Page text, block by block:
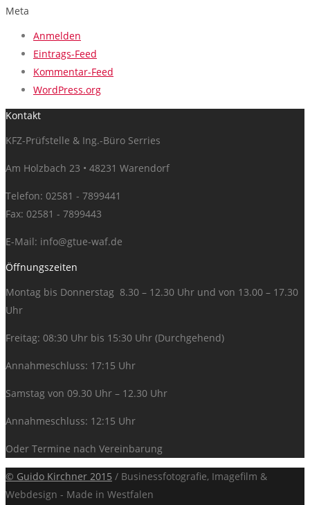
Meta
Anmelden
Eintrags-Feed
Kommentar-Feed
WordPress.org
Kontakt
KFZ-Prüfstelle & Ing.-Büro Serries
Am Holzbach 23 • 48231 Warendorf
Telefon: 02581 - 7899441
Fax: 02581 - 7899443
E-Mail: info@gtue-waf.de
Öffnungszeiten
Montag bis Donnerstag 8.30 – 12.30 Uhr und von 13.00 – 17.30
Uhr
Freitag: 08:30 Uhr bis 15:30 Uhr (Durchgehend)
Annahmeschluss: 17:15 Uhr
Samstag von 09.30 Uhr – 12.30 Uhr
Annahmeschluss: 12:15 Uhr
Oder Termine nach Vereinbarung
© Guido Kirchner 2015 / Businessfotografie, Imagefilm &
Webdesign - Made in Westfalen